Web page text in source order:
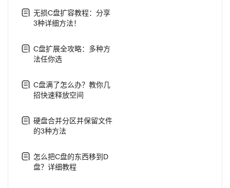
无损C盘扩容教程：分享
3种详细方法！
C盘扩展全攻略：多种方
法任你选
C盘满了怎么办？教你几
招快速释放空间
硬盘合并分区并保留文件
的3种方法
怎么把C盘的东西移到D
盘？详细教程